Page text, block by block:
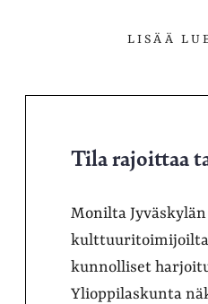
LISÄÄ
Tila rajoittaa
Monilta Jyväskylän
kunnolliset
Ylioppilaskunta